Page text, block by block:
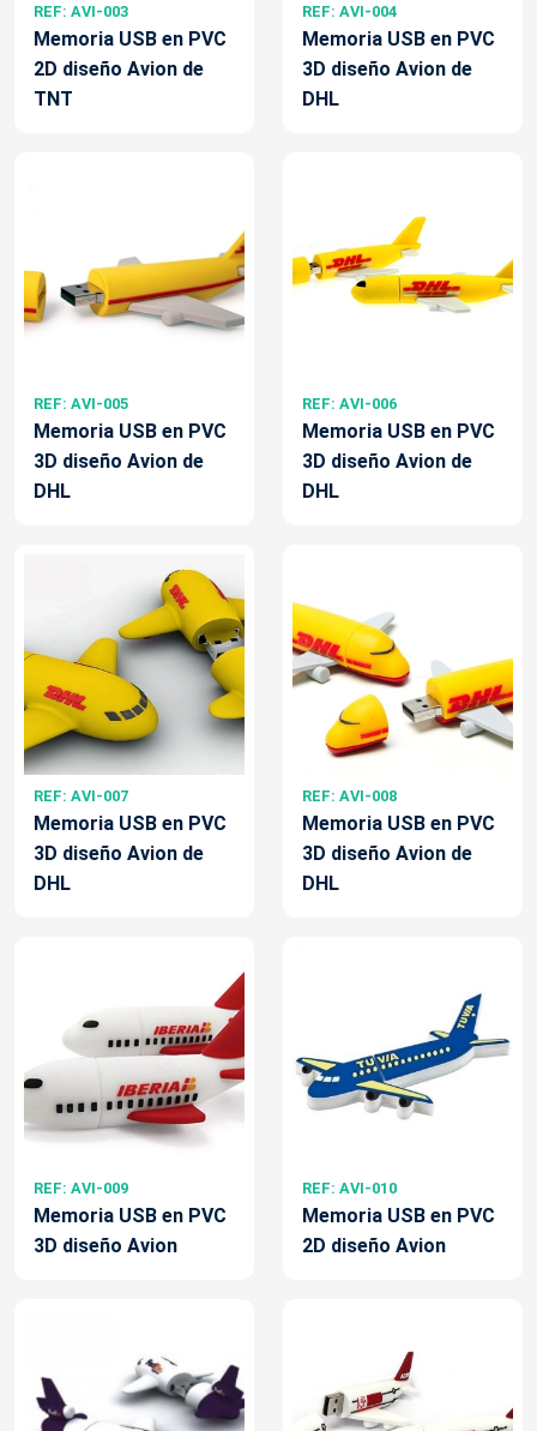
REF: AVI-003
Memoria USB en PVC
2D diseño Avion de
TNT
REF: AVI-004
Memoria USB en PVC
3D diseño Avion de
DHL
REF: AVI-005
Memoria USB en PVC
3D diseño Avion de
DHL
REF: AVI-006
Memoria USB en PVC
3D diseño Avion de
DHL
REF: AVI-007
Memoria USB en PVC
3D diseño Avion de
DHL
REF: AVI-008
Memoria USB en PVC
3D diseño Avion de
DHL
REF: AVI-009
Memoria USB en PVC
3D diseño Avion
REF: AVI-010
Memoria USB en PVC
2D diseño Avion